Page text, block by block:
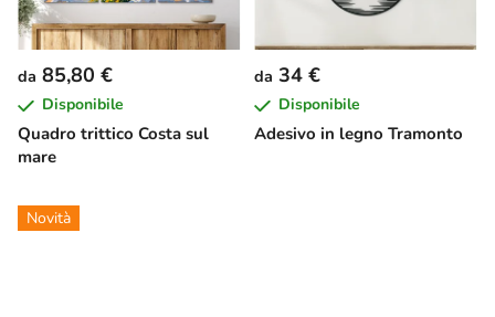
Quadro trittico Costa sul
mare
da 85,80 €
Disponibile
Adesivo in legno Tramonto
da 34 €
Disponibile
Novità